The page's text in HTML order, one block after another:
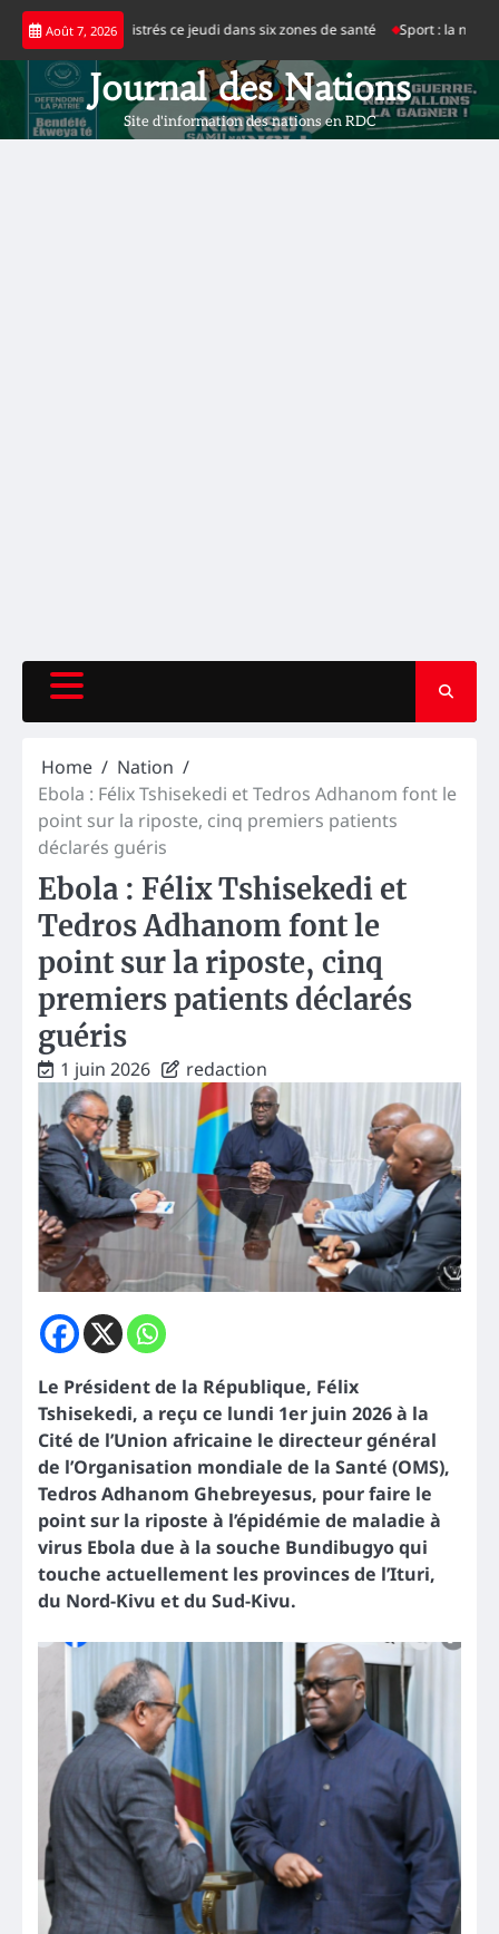
Skip
content
Août 7, 2026
enregistrés ce jeudi dans six zones de santé Sport : la nouvelle
Journal des Nations
Site d'information des nations en RDC
Home
Nation
Ebola : Félix Tshisekedi et Tedros Adhanom font le
point sur la riposte, cinq premiers patients
déclarés guéris
Ebola : Félix Tshisekedi et
Tedros Adhanom font le
point sur la riposte, cinq
premiers patients déclarés
guéris
1 juin 2026 redaction
Le Président de la République, Félix
Tshisekedi, a reçu ce lundi 1er juin 2026 à la
Cité de l’Union africaine le directeur général
de l’Organisation mondiale de la Santé (OMS),
Tedros Adhanom Ghebreyesus, pour faire le
point sur la riposte à l’épidémie de maladie à
virus Ebola due à la souche Bundibugyo qui
touche actuellement les provinces de l’Ituri,
du Nord-Kivu et du Sud-Kivu.